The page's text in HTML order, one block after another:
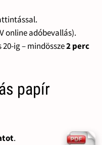
online adóbevallás).
ig – mindössze2 perc
papír
.